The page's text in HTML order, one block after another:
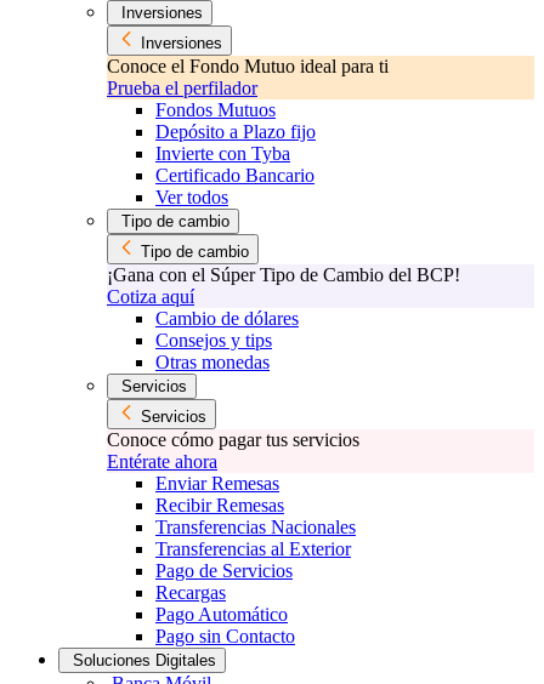
Inversiones
Inversiones
Conoce el Fondo Mutuo ideal para ti
Prueba el perfilador
Fondos Mutuos
Depósito a Plazo fijo
Invierte con Tyba
Certificado Bancario
Ver todos
Tipo de cambio
Tipo de cambio
¡Gana con el Súper Tipo de Cambio del BCP!
Cotiza aquí
Cambio de dólares
Consejos y tips
Otras monedas
Servicios
Servicios
Conoce cómo pagar tus servicios
Entérate ahora
Enviar Remesas
Recibir Remesas
Transferencias Nacionales
Transferencias al Exterior
Pago de Servicios
Recargas
Pago Automático
Pago sin Contacto
Soluciones Digitales